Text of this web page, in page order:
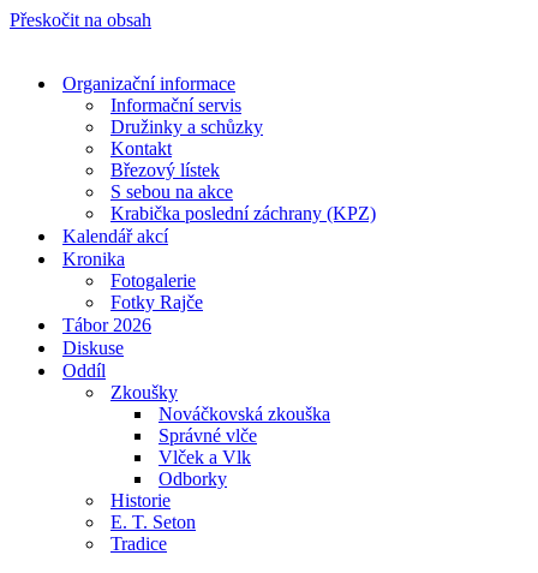
Přeskočit na obsah
Organizační informace
Informační servis
Družinky a schůzky
Kontakt
Březový lístek
S sebou na akce
Krabička poslední záchrany (KPZ)
Kalendář akcí
Kronika
Fotogalerie
Fotky Rajče
Tábor 2026
Diskuse
Oddíl
Zkoušky
Nováčkovská zkouška
Správné vlče
Vlček a Vlk
Odborky
Historie
E. T. Seton
Tradice